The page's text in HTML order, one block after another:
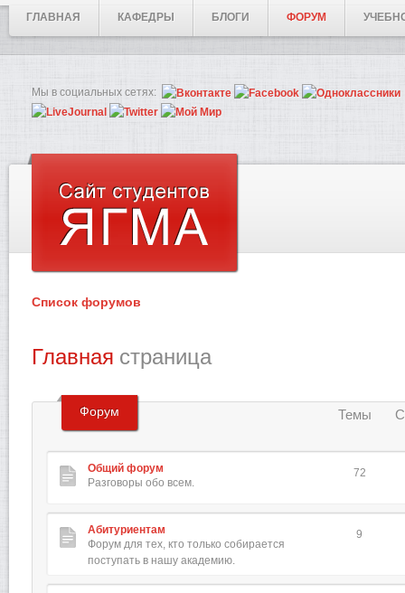
ГЛАВНАЯ КАФЕДРЫ БЛОГИ ФОРУМ
Мы в социальных сетях:
Список форумов
Главная страница
Форум Темы
Общий форум
Разговоры обо всем.
72
Абитуриентам
Форум для тех, кто только собирается
поступать в нашу академию.
9